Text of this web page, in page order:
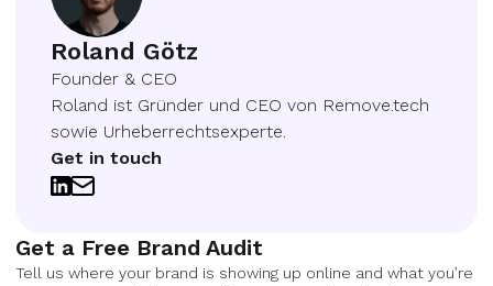
Get a Free Brand Audit
Tell us where your brand is showing up online and what you’re
Roland Götz
Founder & CEO
Roland ist Gründer und CEO von Remove.tech
sowie Urheberrechtsexperte.
Get in touch